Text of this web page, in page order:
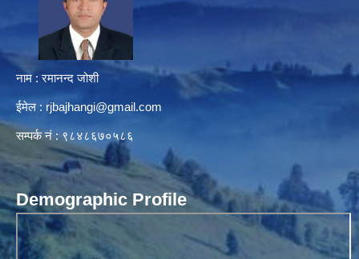
नाम : रमानन्द जोशी
ईमेल : rjbajhangi@gmail.com
सम्पर्क नं : ९८४८६७०५८६
Demographic Profile